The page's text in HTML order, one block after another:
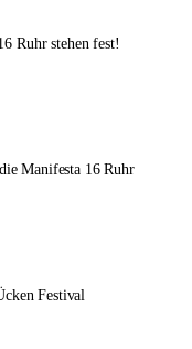
Ruhrstehen fest!
Manifesta 16 Ruhr
Festival